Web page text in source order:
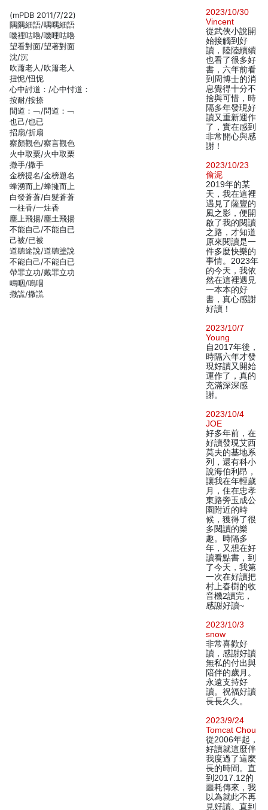
(mPDB 2011/7/22)
隅隅細語/喁喁細語
嘰裡咕嚕/嘰哩咕嚕
望看對面/望著對面
沈/沉
吹蕭老人/吹簫老人
扭怩/忸怩
心中討道：/心中忖道：
按耐/按捺
間道：﹁/問道：﹁
也己/也已
招扇/折扇
察顏觀色/察言觀色
火中取粟/火中取栗
撤手/撒手
金榜提名/金榜題名
蜂湧而上/蜂擁而上
白發蒼蒼/白髮蒼蒼
一柱香/一炷香
塵上飛揚/塵土飛揚
不能自己/不能自已
己被/已被
道聽途說/道聽塗說
不能自己/不能自已
帶罪立功/戴罪立功
鳴咽/嗚咽
撤謊/撒謊
2023/10/30
Vincent
從武俠小說開
始接觸到好
讀，陸陸續續
也看了很多好
書，六年前看
到周博士的消
息覺得十分不
捨與可惜，時
隔多年發現好
讀又重新運作
了，實在感到
非常開心與感
謝！
2023/10/23
偷泥
2019年的某
天，我在這裡
遇見了薩豐的
風之影，便開
啟了我的閱讀
之路，才知道
原來閱讀是一
件多麼快樂的
事情。2023年
的今天，我依
然在這裡遇見
一本本的好
書，真心感謝
好讀！
2023/10/7
Young
自2017年後，
時隔六年才發
現好讀又開始
運作了，真的
充滿深深感
謝。
2023/10/4
JOE
好多年前，在
好讀發現艾西
莫夫的基地系
列，還有科小
說海伯利昂，
讓我在年輕歲
月，住在忠孝
東路旁玉成公
園附近的時
候，獲得了很
多閱讀的樂
趣。時隔多
年，又想在好
讀看點書，到
了今天，我第
一次在好讀把
村上春樹的收
音機2讀完，
感謝好讀~
2023/10/3
snow
非常喜歡好
讀，感謝好讀
無私的付出與
陪伴的歲月。
永遠支持好
讀。祝福好讀
長長久久。
2023/9/24
Tomcat Chou
從2006年起，
好讀就這麼伴
我度過了這麼
長的時間。直
到2017.12的
噩耗傳來，我
以為就此不再
見好讀。直到